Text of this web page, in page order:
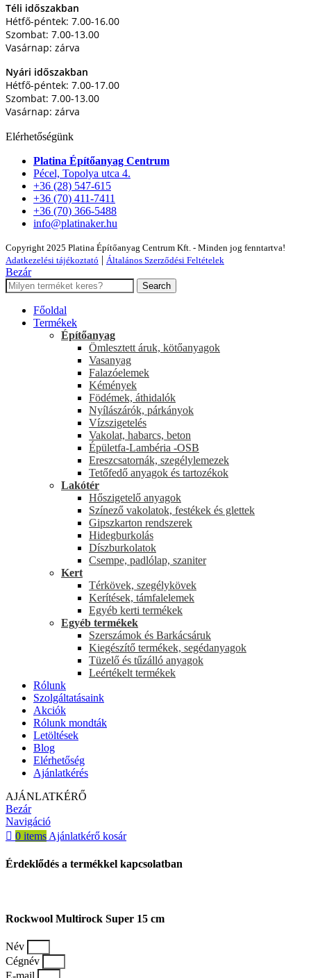
Téli időszakban
Hétfő-péntek: 7.00-16.00
Szombat: 7.00-13.00
Vasárnap: zárva
Nyári időszakban
Hétfő-péntek: 7.00-17.00
Szombat: 7.00-13.00
Vasárnap: zárva
Elérhetőségünk
Platina Építőanyag Centrum
Pécel, Topolya utca 4.
+36 (28) 547-615
+36 (70) 411-7411
+36 (70) 366-5488
info@platinaker.hu
Copyright 2025 Platina Építőanyag Centrum Kft. - Minden jog fenntartva!
Adatkezelési tájékoztató | Általános Szerződési Feltételek
Bezár
Search
Főoldal
Termékek
Építőanyag
Ömlesztett áruk, kötőanyagok
Vasanyag
Falazóelemek
Kémények
Födémek, áthidalók
Nyílászárók, párkányok
Vízszigetelés
Vakolat, habarcs, beton
Épületfa-Lambéria -OSB
Ereszcsatornák, szegélylemezek
Tetőfedő anyagok és tartozékok
Lakótér
Hőszigetelő anyagok
Színező vakolatok, festékek és glettek
Gipszkarton rendszerek
Hidegburkolás
Díszburkolatok
Csempe, padlólap, szaniter
Kert
Térkövek, szegélykövek
Kerítések, támfalelemek
Egyéb kerti termékek
Egyéb termékek
Szerszámok és Barkácsáruk
Kiegészítő termékek, segédanyagok
Tüzelő és tűzálló anyagok
Leértékelt termékek
Rólunk
Szolgáltatásaink
Akciók
Rólunk mondták
Letöltések
Blog
Elérhetőség
Ajánlatkérés
AJÁNLATKÉRŐ
Bezár
Navigáció
0 items Ajánlatkérő kosár
Érdeklődés a termékkel kapcsolatban
Rockwool Multirock Super 15 cm
Név
Cégnév
E-mail